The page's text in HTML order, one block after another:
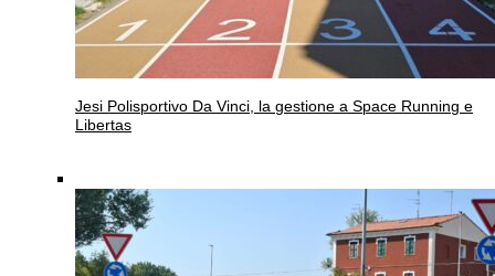
Jesi Polisportivo Da Vinci, la gestione a Space Running e
Libertas